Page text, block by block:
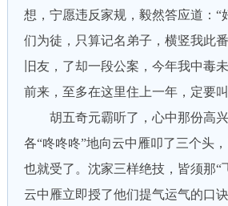
想，宁愿违反家规，毅然答应道：“
们为徒，只算记名弟子，横竖我此
旧友，了却一段公案，今年我中毒
前来，至多在这里住上一年，定要
胡五奇元霸听了，心中那份高兴
各“咚咚咚”地向云中雁叩了三个头
也就受了。沈家三样绝技，皆须那“
云中雁立即授了他们提气运气的口